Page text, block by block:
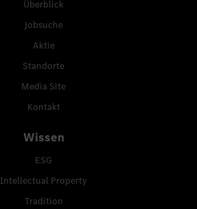
Überblick
Jobsuche
Aktie
Standorte
Media Site
Kontakt
Wissen
ESG
Intellectual Property
Tradition